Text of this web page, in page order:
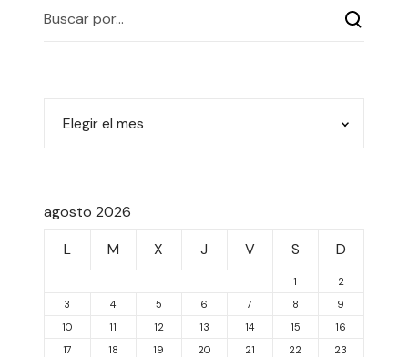
agosto 2026
L
M X J V S D
1
2
3
4 5 6 7 8
9
10
11 12 13 14 15
16
17
18 19 20 21 22 23